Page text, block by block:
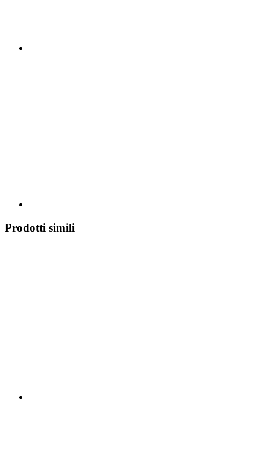
Prodotti simili